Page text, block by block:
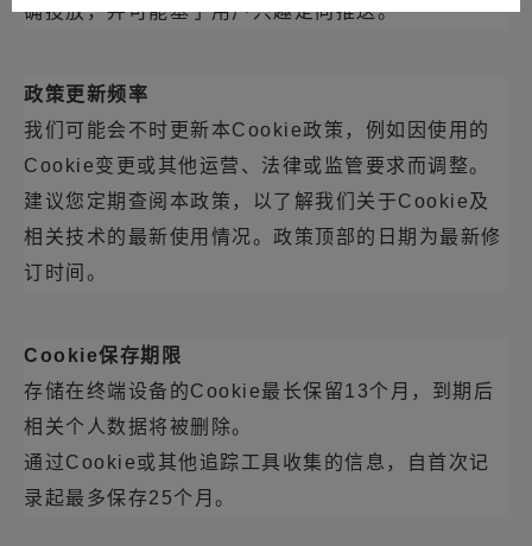
确投放，并可能基于用户兴趣定向推送。
政策更新频率
我们可能会不时更新本Cookie政策，例如因使用的
Cookie变更或其他运营、法律或监管要求而调整。
建议您定期查阅本政策，以了解我们关于Cookie 及
相关技术的最新使用情况。政策顶部的日期为最新修
订时间。
Cookie保存期限
存储在终端设备的Cookie最长保留13个月，到期后
相关个人数据将被删除。
通过Cookie或其他追踪工具收集的信息，自首次记
录起最多保存25个月。